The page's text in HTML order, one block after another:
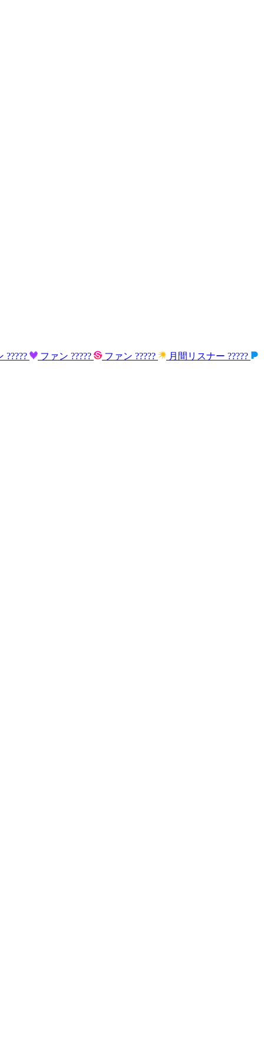
????? ファン ????? ファン ????? 月間リスナー ?????